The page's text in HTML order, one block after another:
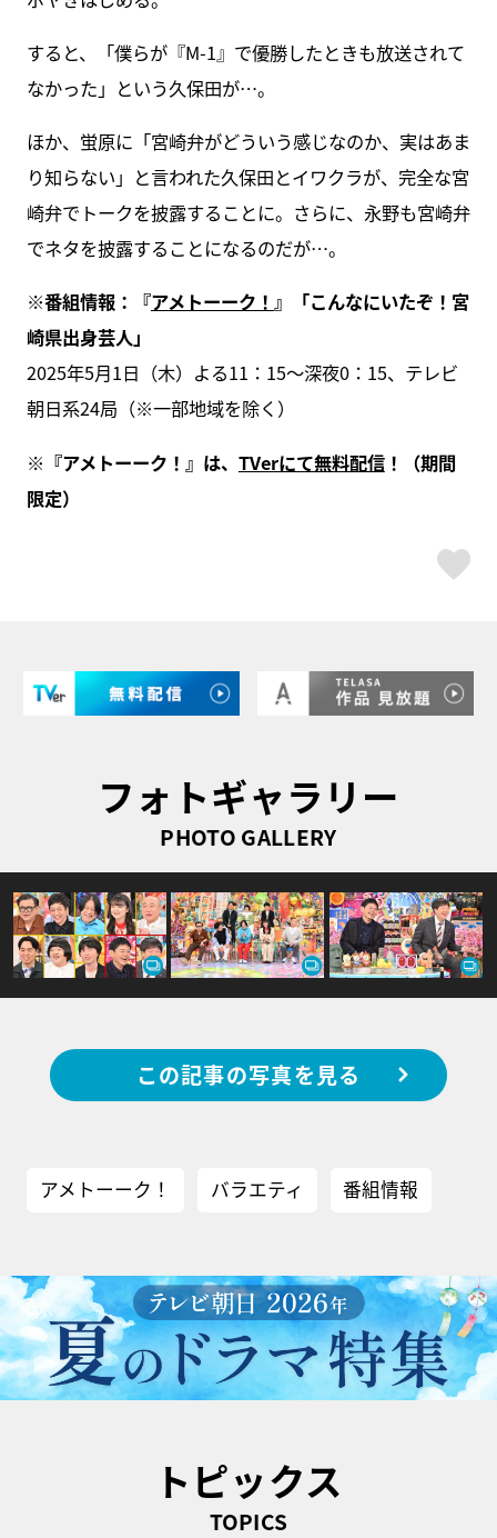
すると、「僕らが『M-1』で優勝したときも放送されて
なかった」という久保田が…。
ほか、蛍原に「宮崎弁がどういう感じなのか、実はあま
り知らない」と言われた久保田とイワクラが、完全な宮
崎弁でトークを披露することに。さらに、永野も宮崎弁
でネタを披露することになるのだが…。
※番組情報：『アメトーーク！ 』「こんなにいたぞ！宮
崎県出身芸人」
2025年5月1日（木）よる11：15～深夜0：15、テレビ
朝日系24局（※一部地域を除く）
※『アメトーーク！』は、 TVerにて無料配信！（期間
限定）
フォトギャラリー
PHOTO GALLERY
この記事の写真を見る
アメトーーク！ バラエティ 番組情報
トピックス
TOPICS